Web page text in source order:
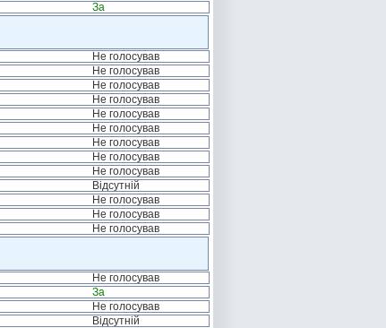
За
Не голосував
Не голосував
Не голосував
Не голосував
Не голосував
Не голосував
Не голосував
Не голосував
Не голосував
Відсутній
Не голосував
Не голосував
Не голосував
Не голосував
За
Не голосував
Відсутній